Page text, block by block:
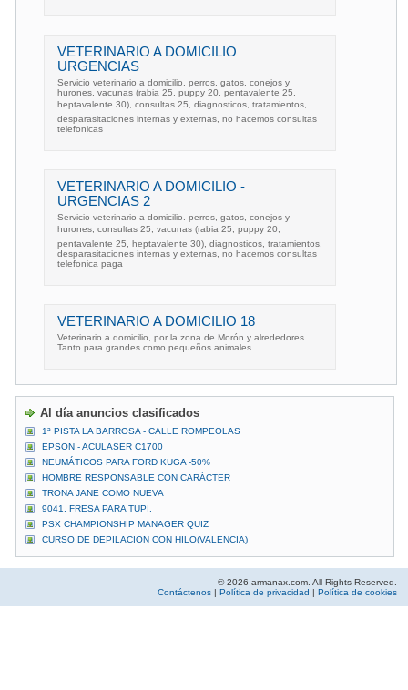
VETERINARIO A DOMICILIO
URGENCIAS
Servicio veterinario a domicilio. perros, gatos, conejos y
hurones, vacunas (rabia 25, puppy 20, pentavalente 25,
heptavalente 30), consultas 25, diagnosticos, tratamientos,
desparasitaciones internas y externas, no hacemos consultas
telefonicas
VETERINARIO A DOMICILIO -
URGENCIAS 2
Servicio veterinario a domicilio. perros, gatos, conejos y
hurones, consultas 25, vacunas (rabia 25, puppy 20,
pentavalente 25, heptavalente 30), diagnosticos, tratamientos,
desparasitaciones internas y externas, no hacemos consultas
telefonica paga
VETERINARIO A DOMICILIO 18
Veterinario a domicilio, por la zona de Morón y alrededores.
Tanto para grandes como pequeños animales.
Al día anuncios clasificados
1ª PISTA LA BARROSA - CALLE ROMPEOLAS
EPSON - ACULASER C1700
NEUMÁTICOS PARA FORD KUGA -50%
HOMBRE RESPONSABLE CON CARÁCTER
TRONA JANE COMO NUEVA
9041. FRESA PARA TUPI.
PSX CHAMPIONSHIP MANAGER QUIZ
CURSO DE DEPILACION CON HILO(VALENCIA)
© 2026 armanax.com. All Rights Reserved.
Contáctenos | Política de privacidad | Política de cookies